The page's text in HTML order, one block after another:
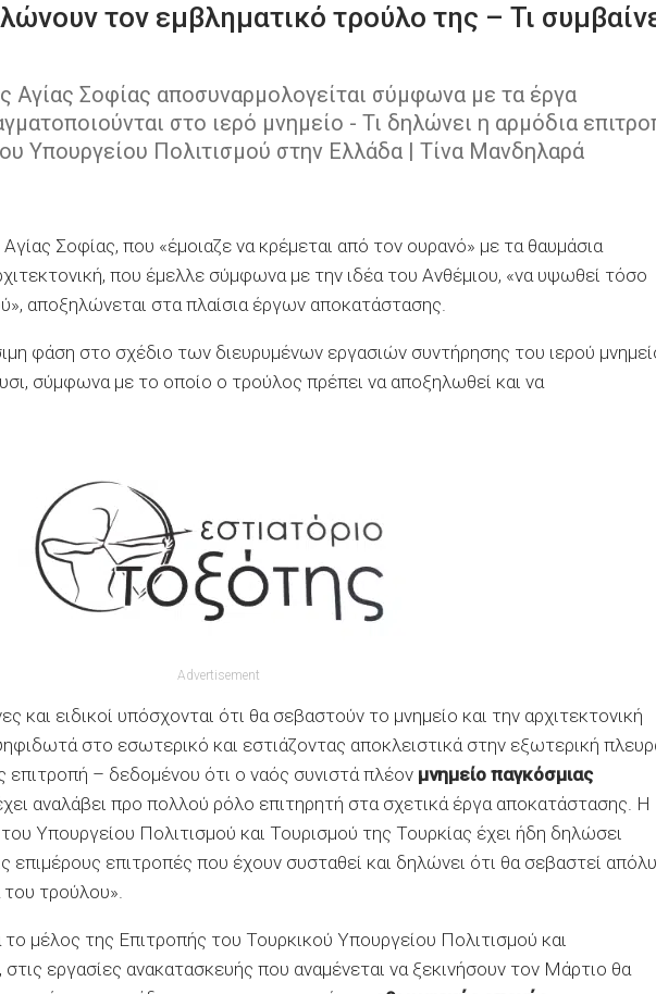
τον εμβληματικό τρούλο της – Τι
Αγίας Σοφίας αποσυναρμολογείται σύμφωνα με τα έργα
στο ιερό μνημείο - Τι δηλώνει η αρμόδια
Υπουργείου Πολιτισμού στην Ελλάδα | Τίνα Μανδηλαρά
Σοφίας, που «έμοιαζε να κρέμεται από τον ουρανό» με τα θαυμάσια
που έμελλε σύμφωνα με την ιδέα του Ανθέμιου, «να υψωθεί τόσο
αποξηλώνεται στα πλαίσια έργων αποκατάστασης.
φάση στο σχέδιο των διευρυμένων εργασιών συντήρησης του ιερού
σύμφωνα με το οποίο ο τρούλος πρέπει να αποξηλωθεί και να
Advertisement
και ειδικοί υπόσχονται ότι θα σεβαστούν το μνημείο και την αρχιτεκτονική
στο εσωτερικό και εστιάζοντας αποκλειστικά στην εξωτερική
επιτροπή – δεδομένου ότι ο ναός συνιστά πλέον μνημείο παγκόσμιας
αναλάβει προ πολλού ρόλο επιτηρητή στα σχετικά έργα αποκατάστασης. Η
Υπουργείου Πολιτισμού και Τουρισμού της Τουρκίας έχει ήδη δηλώσει
επιμέρους επιτροπές που έχουν συσταθεί και δηλώνει ότι θα σεβαστεί
του τρούλου».
μέλος της Επιτροπής του Τουρκικού Υπουργείου Πολιτισμού και
, στις εργασίες ανακατασκευής που αναμένεται να ξεκινήσουν τον Μάρτιο θα